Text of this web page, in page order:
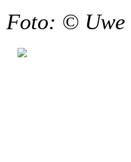
Foto: © Uwe